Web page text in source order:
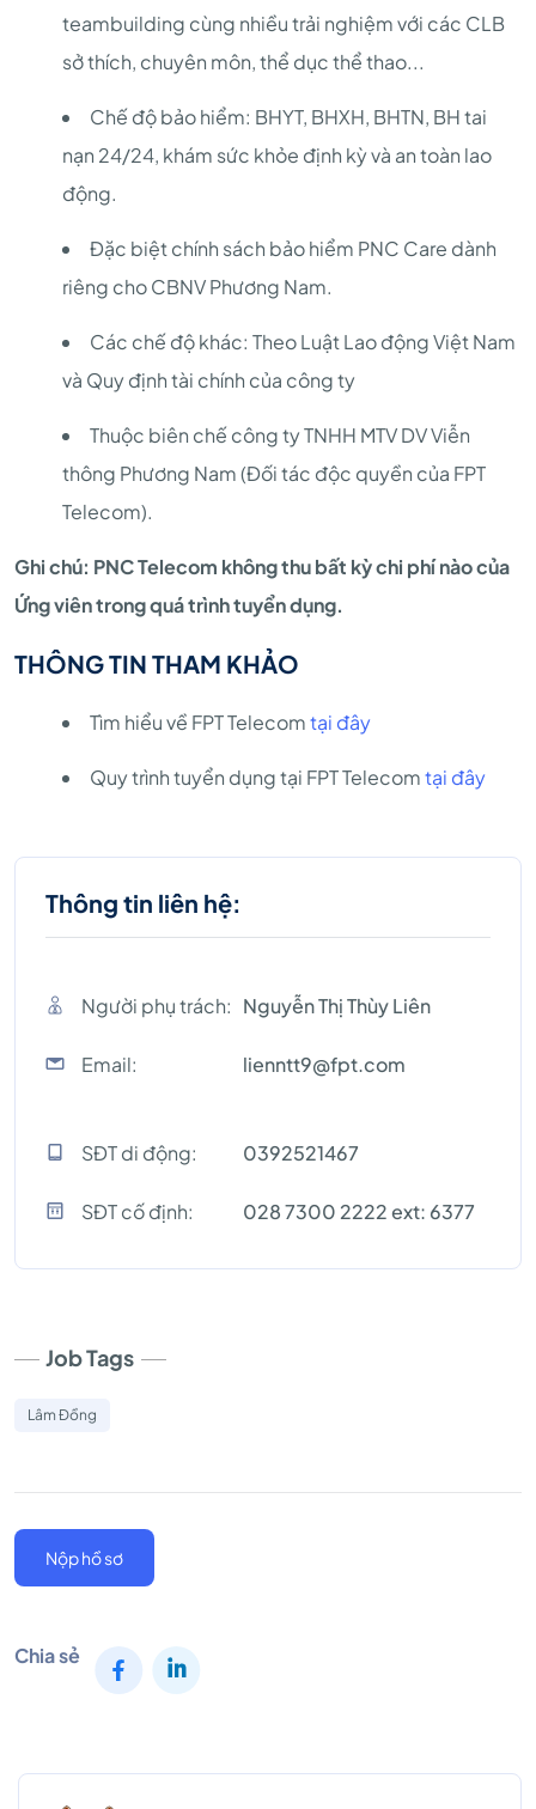
teambuilding cùng nhiều trải nghiệm với các CLB
sở thích, chuyên môn, thể dục thể thao...
Chế độ bảo hiểm: BHYT, BHXH, BHTN, BH tai
nạn 24/24, khám sức khỏe định kỳ và an toàn lao
động.
Đặc biệt chính sách bảo hiểm PNC Care dành
riêng cho CBNV Phương Nam.
Các chế độ khác: Theo Luật Lao động Việt Nam
và Quy định tài chính của công ty
Thuộc biên chế công ty TNHH MTV DV Viễn
thông Phương Nam (Đối tác độc quyền của FPT
Telecom).
Ghi chú: PNC Telecom không thu bất kỳ chi phí nào của
Ứng viên trong quá trình tuyển dụng.
THÔNG TIN THAM KHẢO
Tìm hiểu về FPT Telecomtại đây
Quy trình tuyển dụng tại FPT Telecomtại đây
Thông tin liên hệ:
Người phụ trách: Nguyễn Thị Thùy Liên
Email: lienntt9@fpt.com
SĐT di động: 0392521467
SĐT cố định: 028 7300 2222 ext: 6377
Job Tags
Lâm Đồng
Nộp hồ sơ
Chia sẻ